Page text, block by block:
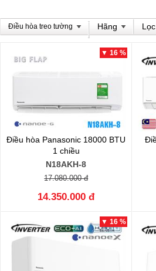
Điều hòa treo tường Hãng Lọc
▼ 16 %
Điều hòa Panasonic 18000 BTU
1 chiều
N18AKH-8
17.080.000 đ
14.350.000 đ
▼ 16 %